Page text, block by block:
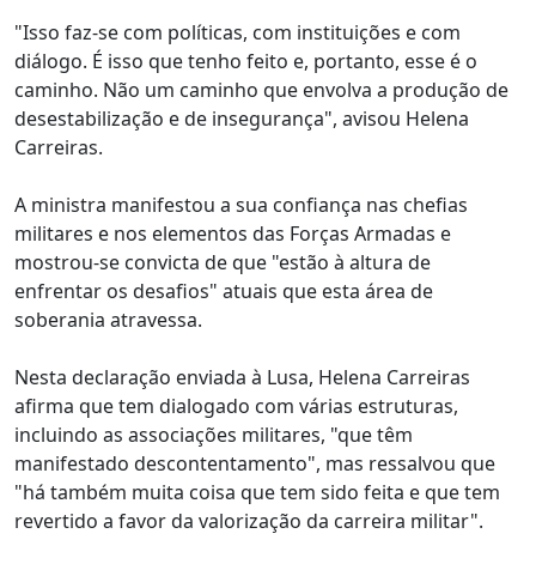
"Isso faz-se com políticas, com instituições e com
diálogo. É isso que tenho feito e, portanto, esse é o
caminho. Não um caminho que envolva a produção de
desestabilização e de insegurança", avisou Helena
Carreiras.
A ministra manifestou a sua confiança nas chefias
militares e nos elementos das Forças Armadas e
mostrou-se convicta de que "estão à altura de
enfrentar os desafios" atuais que esta área de
soberania atravessa.
Nesta declaração enviada à Lusa, Helena Carreiras
afirma que tem dialogado com várias estruturas,
incluindo as associações militares, "que têm
manifestado descontentamento", mas ressalvou que
"há também muita coisa que tem sido feita e que tem
revertido a favor da valorização da carreira militar".